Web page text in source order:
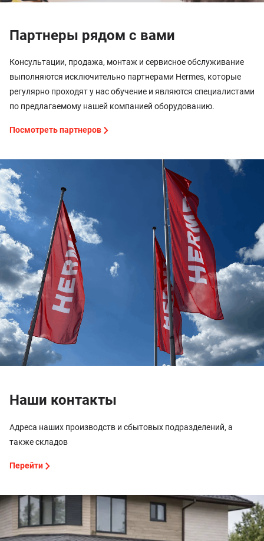
Партнеры рядом с вами
Консультации, продажа, монтаж и сервисное обслуживание
выполняются исключительно партнерами Hermes, которые
регулярно проходят у нас обучение и являются специалистами
по предлагаемому нашей компанией оборудованию.
Посмотреть партнеров
Наши контакты
Адреса наших производств и сбытовых подразделений, а
также складов
Перейти